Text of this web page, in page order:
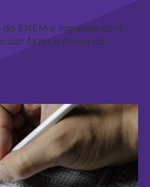
ENEM e ingresse com
fazer a prova do